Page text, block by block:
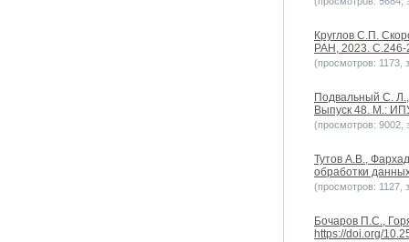
Круглов С.П.
РАН, 2023. С.246-
(просмотров: 1173,
Подвальный С.
Выпуск 48. М.:
(просмотров: 9002,
Тутов А.В.,
обработки
(просмотров: 1127,
Бочаров П.С.,
https://doi.org/